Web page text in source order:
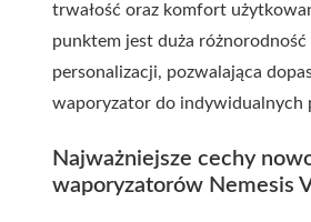
trwałość oraz komfort
punktem jest duża różnorodność
personalizacji, pozwalająca
waporyzator do indywidualnych
Najważniejsze cechy
waporyzatorów Nemesis